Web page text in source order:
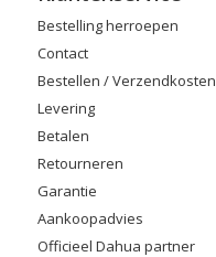
Bestelling herroepen
Contact
Bestellen / Verzendkosten
Levering
Betalen
Retourneren
Garantie
Aankoopadvies
Officieel Dahua partner